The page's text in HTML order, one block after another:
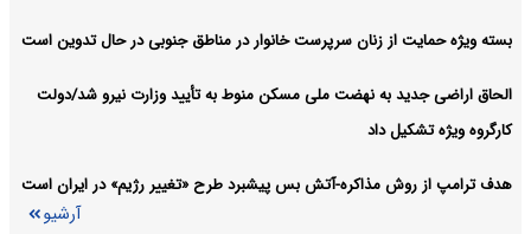
بسته ویژه حمایت از زنان سرپرست خانوار در مناطق جنوبی در حال تدوین است
الحاق اراضی جدید به نهضت ملی مسکن منوط به تأیید وزارت نیرو شد/دولت
کارگروه ویژه تشکیل داد
هدف ترامپ از روش مذاکره-آتش بس پیشبرد طرح «تغییر رژیم» در ایران است
آرشیو